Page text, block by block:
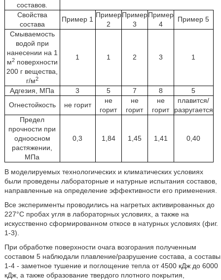
составов.
Свойства
состава
Пример 1
Пример
2
Пример
3
Пример
4
Пример 5
Смываемость
водой при
нанесении на 1
м2поверхности
200 г вещества,
г/м2
1 1 2 3 1
Адгезия, МПа 3 5 7 8
5
Огнестойкость
не горит
не
горит
не
горит
не
горит
плавится/
разругается
Предел
прочности при
одноосном
растяжении,
МПа
0,3 1,84 1,45 1,41 0,40
В моделируемых технологических и климатических условиях
были проведены лабораторные и натурные испытания составов,
направленные на определение эффективности его применения.
Все эксперименты проводились на нагретых активированных до
227°С пробах угля в лабораторных условиях, а также на
искусственно сформированном откосе в натурных условиях (фиг.
1-3).
При обработке поверхности очага возгорания полученным
составом 5 наблюдали плавление/разрушение состава, а составы
1-4 - заметное тушение и поглощение тепла от 4500 кДж до 6000
кДж, а также образование твердого плотного покрытия,